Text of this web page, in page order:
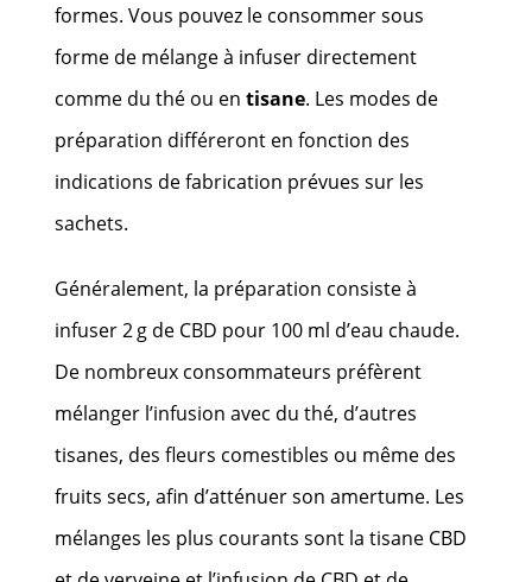
formes. Vous pouvez le consommer sous
forme de mélange à infuser directement
comme du thé ou entisane. Les modes de
préparation différeront en fonction des
indications de fabrication prévues sur les
sachets.
Généralement, la préparation consiste à
infuser 2 g de CBD pour 100 ml d’eau chaude.
De nombreux consommateurs préfèrent
mélanger l’infusion avec du thé, d’autres
tisanes, des fleurs comestibles ou même des
fruits secs, afin d’atténuer son amertume. Les
mélanges les plus courants sont la tisane CBD